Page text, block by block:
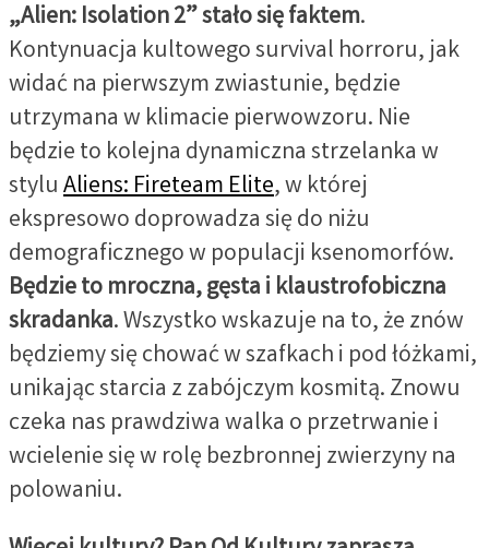
„Alien: Isolation 2” stało się faktem.
Kontynuacja kultowego survival horroru, jak
widać na pierwszym zwiastunie, będzie
utrzymana w klimacie pierwowzoru. Nie
będzie to kolejna dynamiczna strzelanka w
styluAliens: Fireteam Elite, w której
ekspresowo doprowadza się do niżu
demograficznego w populacji ksenomorfów.
Będzie to mroczna, gęsta i klaustrofobiczna
skradanka. Wszystko wskazuje na to, że znów
będziemy się chować w szafkach i pod łóżkami,
unikając starcia z zabójczym kosmitą. Znowu
czeka nas prawdziwa walka o przetrwanie i
wcielenie się w rolę bezbronnej zwierzyny na
polowaniu.